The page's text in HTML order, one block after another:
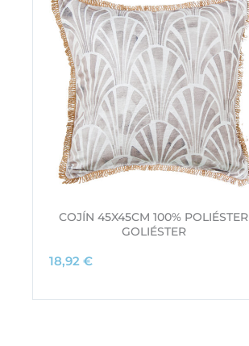
COJÍN 45X45CM 100% POLIÉSTER
GOLIÉSTER
18,92 €